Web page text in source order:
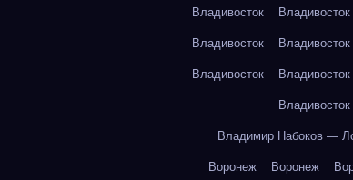
Владивосток Владивосток
Владивосток Владивосток
Владивосток Владивосток
Владивосток
Владимир Набоков —
Воронеж Воронеж